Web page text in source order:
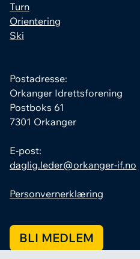
Turn
Orientering
Ski
Postadresse:
Orkanger Idrettsforening
Postboks 61
7301 Orkanger
E-post:
daglig.leder@orkanger-if.no
Personvernerklæring
BLI MEDLEM